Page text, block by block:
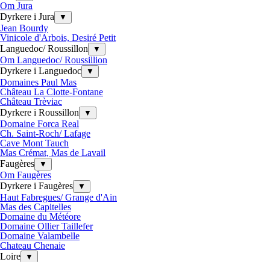
Om Jura
Dyrkere i Jura
▼
Jean Bourdy
Vinicole d'Arbois, Desiré Petit
Languedoc/ Roussillon
▼
Om Languedoc/ Roussillion
Dyrkere i Languedoc
▼
Domaines Paul Mas
Château La Clotte-Fontane
Château Trèviac
Dyrkere i Roussillon
▼
Domaine Forca Real
Ch. Saint-Roch/ Lafage
Cave Mont Tauch
Mas Crémat, Mas de Lavail
Faugères
▼
Om Faugères
Dyrkere i Faugères
▼
Haut Fabregues/ Grange d'Ain
Mas des Capitelles
Domaine du Météore
Domaine Ollier Taillefer
Domaine Valambelle
Chateau Chenaie
Loire
▼